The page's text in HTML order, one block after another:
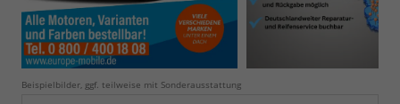
Beispielbilder, ggf. teilweise mit Sonderausstattung